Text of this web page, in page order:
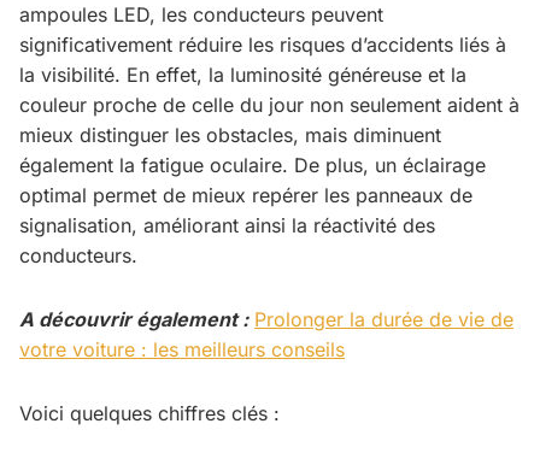
ampoules LED, les conducteurs peuvent
significativement réduire les risques d’accidents liés à
la visibilité. En effet, la luminosité généreuse et la
couleur proche de celle du jour non seulement aident à
mieux distinguer les obstacles, mais diminuent
également la fatigue oculaire. De plus, un éclairage
optimal permet de mieux repérer les panneaux de
signalisation, améliorant ainsi la réactivité des
conducteurs.
A découvrir également : Prolonger la durée de vie de
votre voiture : les meilleurs conseils
Voici quelques chiffres clés :